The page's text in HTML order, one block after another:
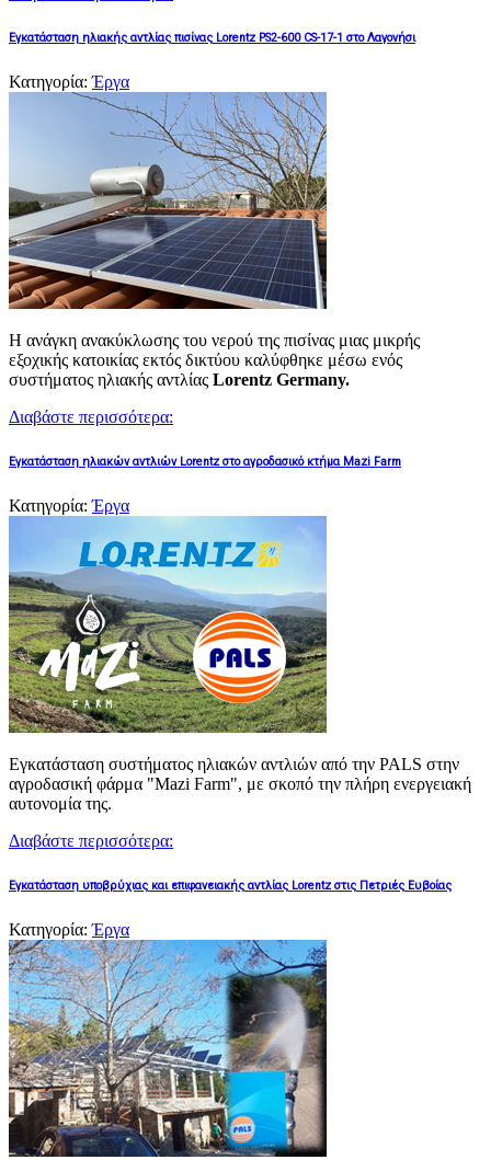
Εγκατάσταση ηλιακής αντλίας πισίνας Lorentz PS2-600 CS-17-1 στο Λαγονήσι
Κατηγορία:Έργα
Η ανάγκη ανακύκλωσης του νερού της πισίνας μιας μικρής
εξοχικής κατοικίας εκτός δικτύου καλύφθηκε μέσω ενός
συστήματος ηλιακής αντλίας Lorentz Germany.
Διαβάστε περισσότερα:
Εγκατάσταση ηλιακών αντλιών Lorentz στο αγροδασικό κτήμα Mazi Farm
Κατηγορία:Έργα
Εγκατάσταση συστήματος ηλιακών αντλιών από την PALS στην
αγροδασική φάρμα "Mazi Farm", με σκοπό την πλήρη ενεργειακή
αυτονομία της.
Διαβάστε περισσότερα:
Εγκατάσταση υποβρύχιας και επιφανειακής αντλίας Lorentz στις Πετριές Ευβοίας
Κατηγορία:Έργα